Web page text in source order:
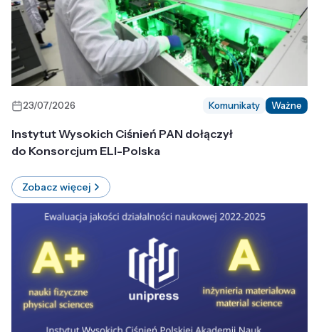
23/07/2026 Komunikaty Ważne
Instytut Wysokich Ciśnień PAN dołączył
do Konsorcjum ELI-Polska
Zobacz więcej